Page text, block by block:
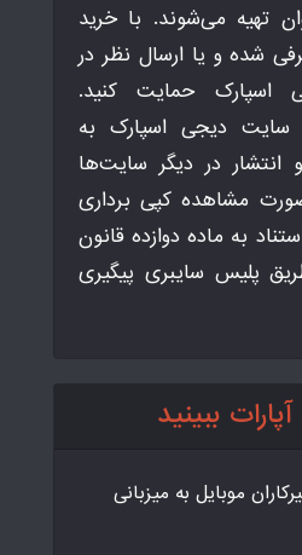
تهیه می‌شوند. با خرید
شده و یا ارسال نظر در
اسپارک حمایت کنید.
سایت دیجی اسپارک به
در دیگر سایت‌ها
مشاهده کپی برداری
به ماده دوازده قانون
پلیس سایبری پیگیری
ببینید
موبایل به میزبانی